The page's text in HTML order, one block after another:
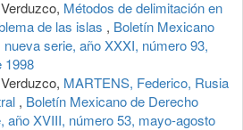
Métodos de delimitación en
de las islas , Boletín Mexicano
serie, año XXXI, número 93,
1998
MARTENS, Federico, Rusia
, Boletín Mexicano de Derecho
año XVIII, número 53, mayo-agosto